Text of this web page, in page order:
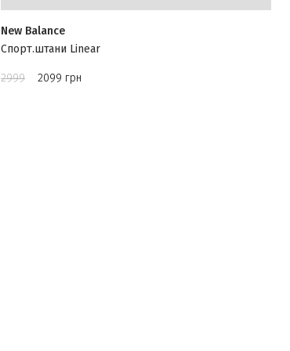
New Balance
Спорт.штани Linear
2999 2099 грн